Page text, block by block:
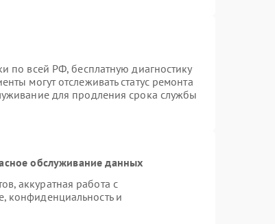
по всей РФ, бесплатную диагностику
могут отслеживать статус ремонта
для продления срока службы
обслуживание данных
аккуратная работа с
конфиденциальность и